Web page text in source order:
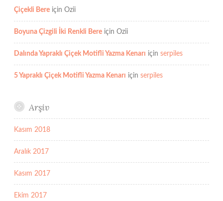
Çiçekli Bere için Ozii
Boyuna Çizgili İki Renkli Bere için Ozii
Dalında Yapraklı Çiçek Motifli Yazma Kenarı için serpiles
5 Yapraklı Çiçek Motifli Yazma Kenarı için serpiles
Arşiv
Kasım 2018
Aralık 2017
Kasım 2017
Ekim 2017